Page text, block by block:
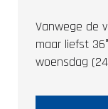
Vanwege de
maar liefst
woensdag